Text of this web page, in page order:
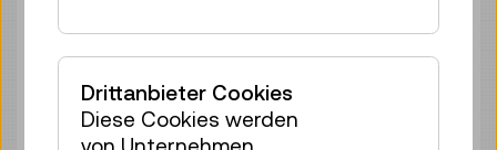
35 Plätze frei
€ 2,50
Tickets
So 09.08. 17:00–17:40
Drittanbieter Cookies
Diese Cookies werden
von Unternehmen